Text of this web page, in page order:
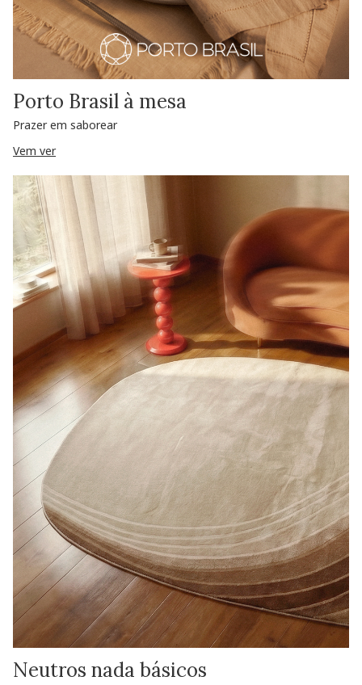
Porto Brasil à mesa
Prazer em saborear
Vem ver
Neutros nada básicos